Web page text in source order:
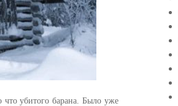
что убитого барана. Было уже